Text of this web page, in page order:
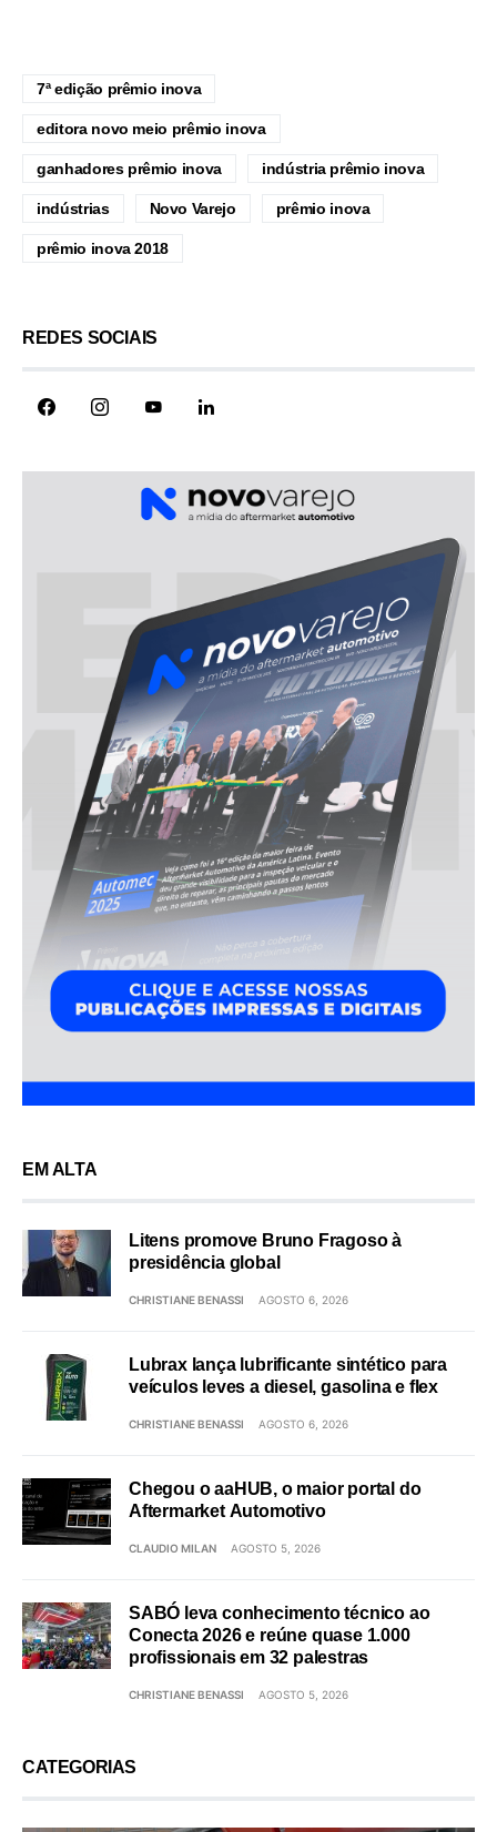
7ª edição prêmio inova
editora novo meio prêmio inova
ganhadores prêmio inova indústria prêmio inova
indústrias Novo Varejo prêmio inova
prêmio inova 2018
REDES SOCIAIS
EM ALTA
Litens promove Bruno Fragoso à
presidência global
CHRISTIANE BENASSI AGOSTO 6, 2026
Lubrax lança lubrificante sintético para
veículos leves a diesel, gasolina e flex
CHRISTIANE BENASSI AGOSTO 6, 2026
Chegou o aaHUB, o maior portal do
Aftermarket Automotivo
CLAUDIO MILAN AGOSTO 5, 2026
SABÓ leva conhecimento técnico ao
Conecta 2026 e reúne quase 1.000
profissionais em 32 palestras
CHRISTIANE BENASSI AGOSTO 5, 2026
CATEGORIAS